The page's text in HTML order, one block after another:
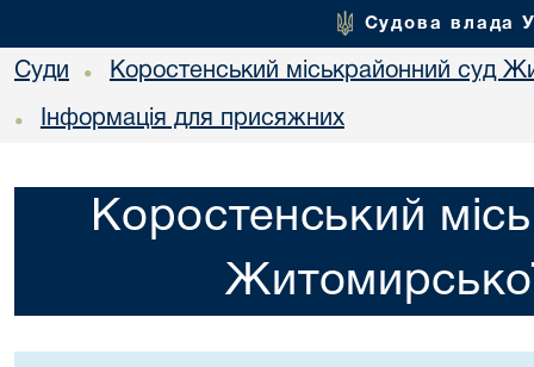
Судова влада
Суди • Коростенський міськрайонний суд
• Інформація для присяжних
Коростенський